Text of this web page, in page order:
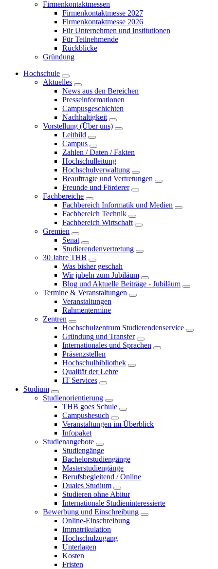
Firmenkontaktmessen
Firmenkontaktmesse 2027
Firmenkontaktmesse 2026
Für Unternehmen und Institutionen
Für Teilnehmende
Rückblicke
Gründung
Hochschule
Aktuelles
News aus den Bereichen
Presseinformationen
Campusgeschichten
Nachhaltigkeit
Vorstellung (Über uns)
Leitbild
Campus
Zahlen / Daten / Fakten
Hochschulleitung
Hochschulverwaltung
Beauftragte und Vertretungen
Freunde und Förderer
Fachbereiche
Fachbereich Informatik und Medien
Fachbereich Technik
Fachbereich Wirtschaft
Gremien
Senat
Studierendenvertretung
30 Jahre THB
Was bisher geschah
Wir jubeln zum Jubiläum
Blog und Aktuelle Beiträge - Jubiläum
Termine & Veranstaltungen
Veranstaltungen
Rahmentermine
Zentren
Hochschulzentrum Studierendenservice
Gründung und Transfer
Internationales und Sprachen
Präsenzstellen
Hochschulbibliothek
Qualität der Lehre
IT Services
Studium
Studienorientierung
THB goes Schule
Campusbesuch
Veranstaltungen im Überblick
Infopaket
Studienangebote
Studiengänge
Bachelorstudiengänge
Masterstudiengänge
Berufsbegleitend / Online
Duales Studium
Studieren ohne Abitur
Internationale Studieninteressierte
Bewerbung und Einschreibung
Online-Einschreibung
Immatrikulation
Hochschulzugang
Unterlagen
Kosten
Fristen